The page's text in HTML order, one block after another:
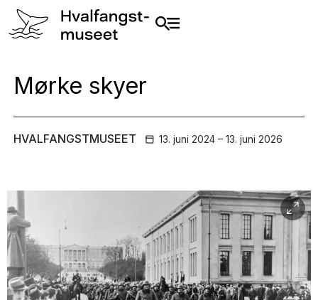
Mørke skyer
HVALFANGSTMUSEET 13. juni 2024 – 13. juni 2026